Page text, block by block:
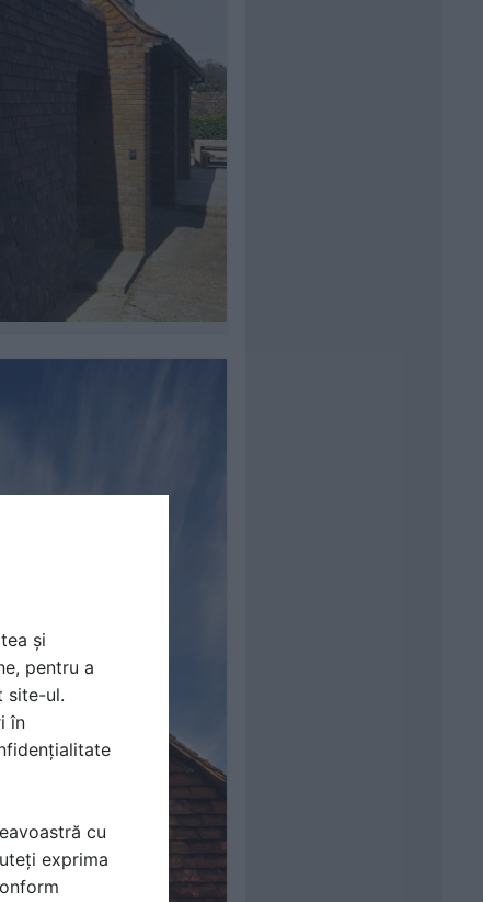
și
pentru a
site-ul.
în
cu
exprima